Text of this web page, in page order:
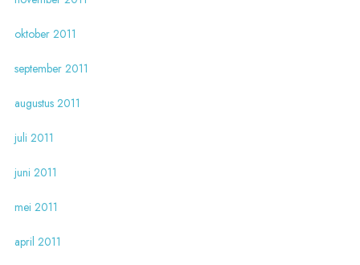
oktober 2011
september 2011
augustus 2011
juli 2011
juni 2011
mei 2011
april 2011